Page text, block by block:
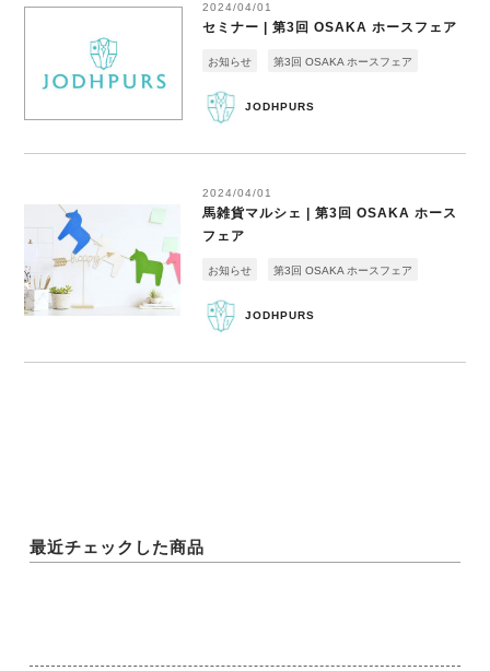
2024/04/01
セミナー | 第3回 OSAKA ホースフェア
JODHPURS
お知らせ 第3回 OSAKA ホースフェア
2024/04/01
馬雑貨マルシェ | 第3回 OSAKA ホース
フェア
JODHPURS
お知らせ 第3回 OSAKA ホースフェア
最近チェックした商品